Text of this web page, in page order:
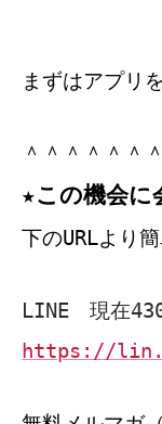
まずはアプリ
＾＾＾＾＾＾
★この機会に
下のURLより
LINE 現在
https://